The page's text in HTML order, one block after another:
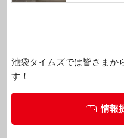
池袋タイムズでは皆さまか
す！
情報